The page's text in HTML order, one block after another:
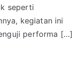
seperti
kegiatan ini
performa […]